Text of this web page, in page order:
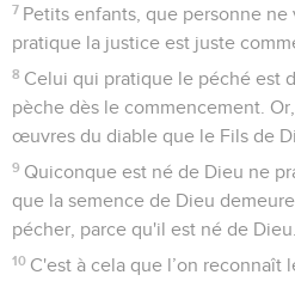
7 Petits enfants, que personne ne
pratique la justice est juste
8 Celui qui pratique le péché est
pèche dès le commencement.
œuvres du diable que le Fils de
9 Quiconque est né de Dieu ne
que la semence de Dieu
pécher, parce qu'il est né de Dieu.
10 C'est à cela que l’on reconnaît